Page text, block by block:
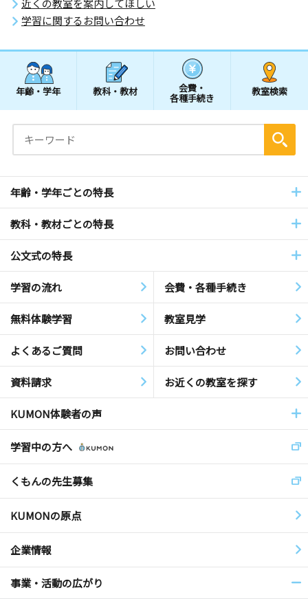
近くの教室を案内してほしい
学習に関するお問い合わせ
年齢・学年 教科・教材 会費・
各種手続き
教室検索
年齢・学年ごとの特長
教科・教材ごとの特長
公文式の特長
学習の流れ 会費・各種手続き
無料体験学習 教室見学
よくあるご質問 お問い合わせ
資料請求 お近くの教室を探す
KUMON体験者の声
学習中の方へ
くもんの先生募集
KUMONの原点
企業情報
事業・活動の広がり